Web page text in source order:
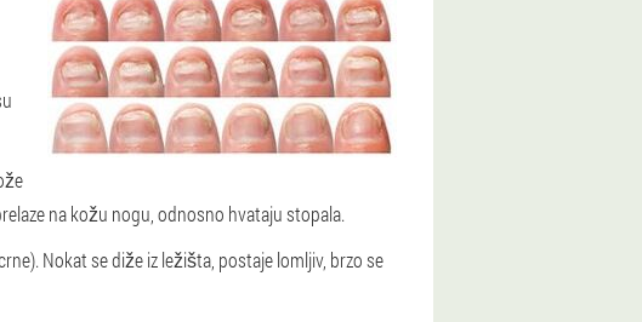
na kožu nogu, odnosno hvataju stopala.
Nokat se diže iz ležišta, postaje lomljiv, brzo se